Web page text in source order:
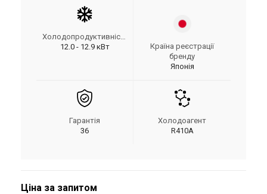
Холодопродуктивність
12.0 - 12.9 кВт
Країна реєстрації
бренду
Японія
Гарантія
36
Холодоагент
R410A
Ціна за запитом